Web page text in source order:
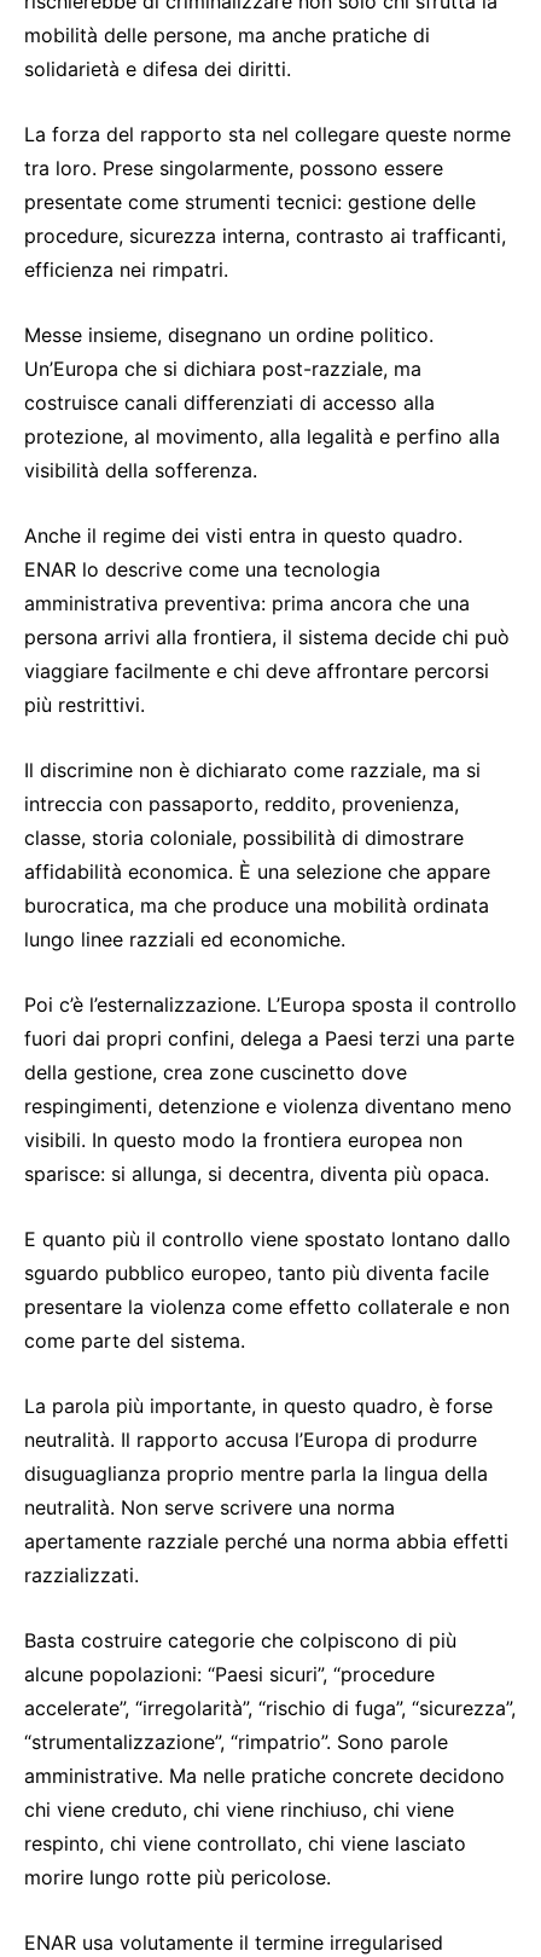
mobilità delle persone, ma anche pratiche di
solidarietà e difesa dei diritti.
La forza del rapporto sta nel collegare queste norme
tra loro. Prese singolarmente, possono essere
presentate come strumenti tecnici: gestione delle
procedure, sicurezza interna, contrasto ai trafficanti,
efficienza nei rimpatri.
Messe insieme, disegnano un ordine politico.
Un’Europa che si dichiara post-razziale, ma
costruisce canali differenziati di accesso alla
protezione, al movimento, alla legalità e perfino alla
visibilità della sofferenza.
Anche il regime dei visti entra in questo quadro.
ENAR lo descrive come una tecnologia
amministrativa preventiva: prima ancora che una
persona arrivi alla frontiera, il sistema decide chi può
viaggiare facilmente e chi deve affrontare percorsi
più restrittivi.
Il discrimine non è dichiarato come razziale, ma si
intreccia con passaporto, reddito, provenienza,
classe, storia coloniale, possibilità di dimostrare
affidabilità economica. È una selezione che appare
burocratica, ma che produce una mobilità ordinata
lungo linee razziali ed economiche.
Poi c’è l’esternalizzazione. L’Europa sposta il controllo
fuori dai propri confini, delega a Paesi terzi una parte
della gestione, crea zone cuscinetto dove
respingimenti, detenzione e violenza diventano meno
visibili. In questo modo la frontiera europea non
sparisce: si allunga, si decentra, diventa più opaca.
E quanto più il controllo viene spostato lontano dallo
sguardo pubblico europeo, tanto più diventa facile
presentare la violenza come effetto collaterale e non
come parte del sistema.
La parola più importante, in questo quadro, è forse
neutralità. Il rapporto accusa l’Europa di produrre
disuguaglianza proprio mentre parla la lingua della
neutralità. Non serve scrivere una norma
apertamente razziale perché una norma abbia effetti
razzializzati.
Basta costruire categorie che colpiscono di più
alcune popolazioni: “Paesi sicuri”, “procedure
accelerate”, “irregolarità”, “rischio di fuga”, “sicurezza”,
“strumentalizzazione”, “rimpatrio”. Sono parole
amministrative. Ma nelle pratiche concrete decidono
chi viene creduto, chi viene rinchiuso, chi viene
respinto, chi viene controllato, chi viene lasciato
morire lungo rotte più pericolose.
ENAR usa volutamente il termine irregularised